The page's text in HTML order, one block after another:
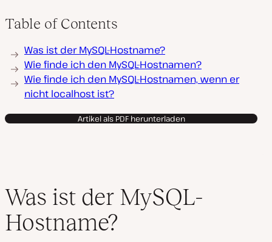
Table of Contents
Was ist der MySQL-Hostname?
Wie finde ich den MySQL-Hostnamen?
Wie finde ich den MySQL-Hostnamen, wenn er
nicht localhost ist?
Artikel als PDF herunterladen
Was ist der MySQL-
Hostname?